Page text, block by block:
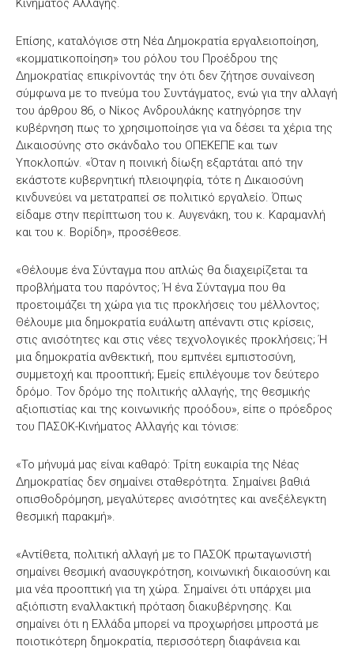
Κινήματος Αλλαγής.
Επίσης, καταλόγισε στη Νέα Δημοκρατία εργαλειοποίηση,
«κομματικοποίηση» του ρόλου του Προέδρου της
Δημοκρατίας επικρίνοντάς την ότι δεν ζήτησε συναίνεση
σύμφωνα με το πνεύμα του Συντάγματος, ενώ για την αλλαγή
του άρθρου 86, ο Νίκος Ανδρουλάκης κατηγόρησε την
κυβέρνηση πως το χρησιμοποίησε για να δέσει τα χέρια της
Δικαιοσύνης στο σκάνδαλο του ΟΠΕΚΕΠΕ και των
Υποκλοπών. «Όταν η ποινική δίωξη εξαρτάται από την
εκάστοτε κυβερνητική πλειοψηφία, τότε η Δικαιοσύνη
κινδυνεύει να μετατραπεί σε πολιτικό εργαλείο. Όπως
είδαμε στην περίπτωση του κ. Αυγενάκη, του κ. Καραμανλή
και του κ. Βορίδη», προσέθεσε.
«Θέλουμε ένα Σύνταγμα που απλώς θα διαχειρίζεται τα
προβλήματα του παρόντος; Ή ένα Σύνταγμα που θα
προετοιμάζει τη χώρα για τις προκλήσεις του μέλλοντος;
Θέλουμε μια δημοκρατία ευάλωτη απέναντι στις κρίσεις,
στις ανισότητες και στις νέες τεχνολογικές προκλήσεις; Ή
μια δημοκρατία ανθεκτική, που εμπνέει εμπιστοσύνη,
συμμετοχή και προοπτική; Εμείς επιλέγουμε τον δεύτερο
δρόμο. Τον δρόμο της πολιτικής αλλαγής, της θεσμικής
αξιοπιστίας και της κοινωνικής προόδου», είπε ο πρόεδρος
του ΠΑΣΟΚ-Κινήματος Αλλαγής και τόνισε:
«Το μήνυμά μας είναι καθαρό: Τρίτη ευκαιρία της Νέας
Δημοκρατίας δεν σημαίνει σταθερότητα. Σημαίνει βαθιά
οπισθοδρόμηση, μεγαλύτερες ανισότητες και ανεξέλεγκτη
θεσμική παρακμή».
«Αντίθετα, πολιτική αλλαγή με το ΠΑΣΟΚ πρωταγωνιστή
σημαίνει θεσμική ανασυγκρότηση, κοινωνική δικαιοσύνη και
μια νέα προοπτική για τη χώρα. Σημαίνει ότι υπάρχει μια
αξιόπιστη εναλλακτική πρόταση διακυβέρνησης. Και
σημαίνει ότι η Ελλάδα μπορεί να προχωρήσει μπροστά με
ποιοτικότερη δημοκρατία, περισσότερη διαφάνεια και